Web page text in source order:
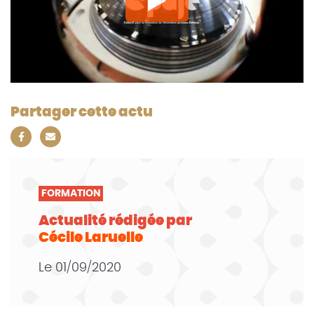
Partager cette actu
FORMATION
Actualité rédigée par
Cécile Laruelle
Le 01/09/2020